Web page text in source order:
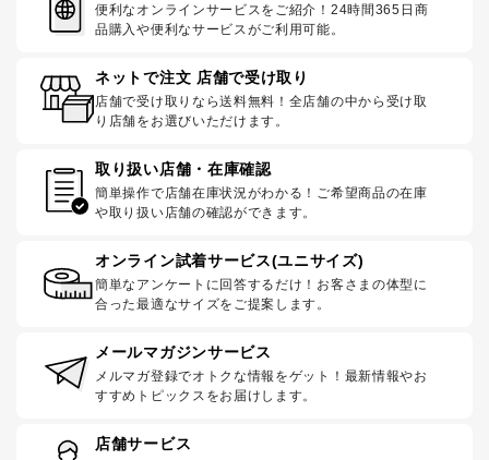
便利なオンラインサービスをご紹介！24時間365日商
品購入や便利なサービスがご利用可能。
ネットで注文 店舗で受け取り
店舗で受け取りなら送料無料！全店舗の中から受け取
り店舗をお選びいただけます。
取り扱い店舗・在庫確認
簡単操作で店舗在庫状況がわかる！ご希望商品の在庫
や取り扱い店舗の確認ができます。
オンライン試着サービス(ユニサイズ)
簡単なアンケートに回答するだけ！お客さまの体型に
合った最適なサイズをご提案します。
メールマガジンサービス
メルマガ登録でオトクな情報をゲット！最新情報やお
すすめトピックスをお届けします。
店舗サービス